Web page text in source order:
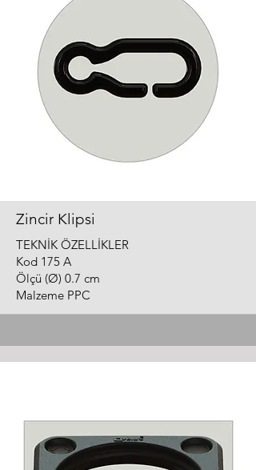
Zincir Klipsi
TEKNİK ÖZELLİKLER
Kod 175 A
Ölçü (Ø) 0.7 cm
Malzeme PPC